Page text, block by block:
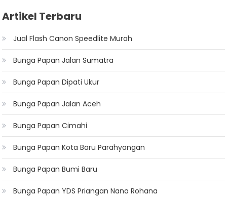
Artikel Terbaru
Jual Flash Canon Speedlite Murah
Bunga Papan Jalan Sumatra
Bunga Papan Dipati Ukur
Bunga Papan Jalan Aceh
Bunga Papan Cimahi
Bunga Papan Kota Baru Parahyangan
Bunga Papan Bumi Baru
Bunga Papan YDS Priangan Nana Rohana